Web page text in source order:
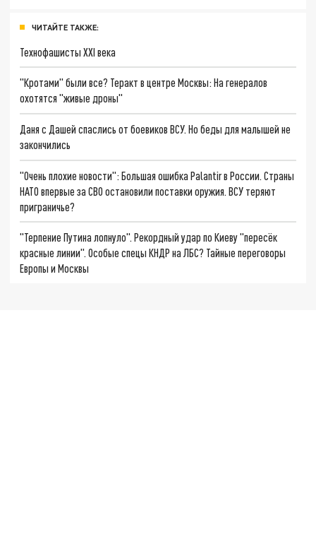
ЧИТАЙТЕ ТАКЖЕ:
Технофашисты XXI века
"Кротами" были все? Теракт в центре Москвы: На генералов
охотятся "живые дроны"
Даня с Дашей спаслись от боевиков ВСУ. Но беды для малышей не
закончились
"Очень плохие новости": Большая ошибка Palantir в России. Страны
НАТО впервые за СВО остановили поставки оружия. ВСУ теряют
приграничье?
"Терпение Путина лопнуло". Рекордный удар по Киеву "пересёк
красные линии". Особые спецы КНДР на ЛБС? Тайные переговоры
Европы и Москвы